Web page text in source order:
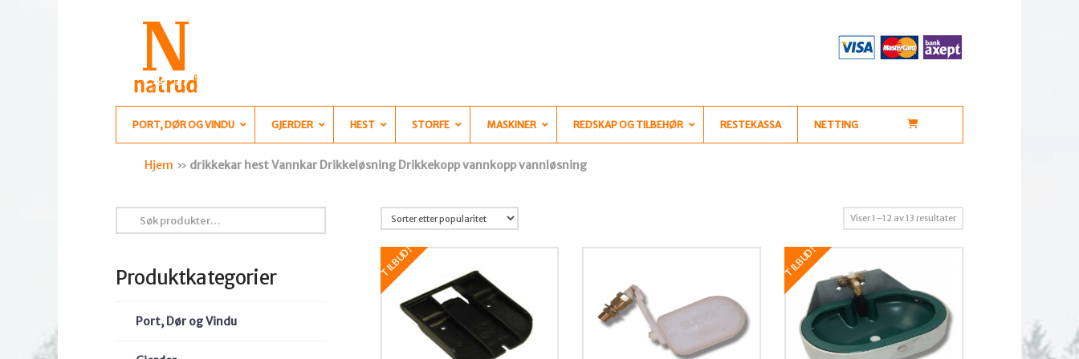
PORT, DØR OG VINDU GJERDER HEST STORFE MASKINER REDSKAP OG TILBEHØR RESTEKASSA NETTING
Hjem » drikkekar hest Vannkar Drikkeløsning Drikkekopp vannkopp vannløsning
Viser 1–12 av 13 resultaterSortert
TILBUD! TILBUD!
etter:
Produktkategorier
Port, Dør og Vindu